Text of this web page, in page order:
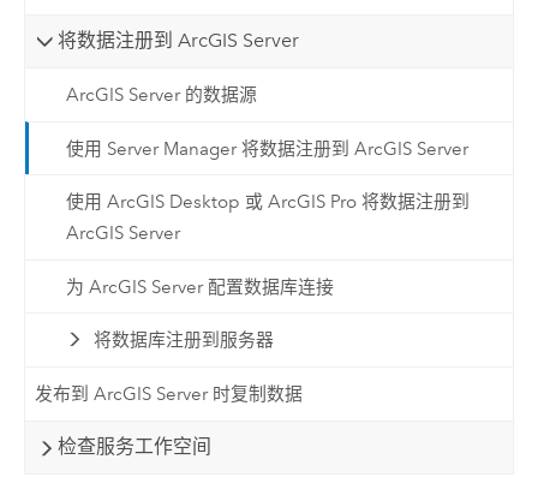
将数据注册到 ArcGIS Server
ArcGIS Server 的数据源
使用 Server Manager 将数据注册到 ArcGIS Server
使用 ArcGIS Desktop 或 ArcGIS Pro 将数据注册到
ArcGIS Server
为 ArcGIS Server 配置数据库连接
将数据库注册到服务器
发布到 ArcGIS Server 时复制数据
检查服务工作空间